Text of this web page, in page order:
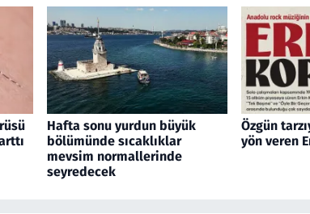
Hafta sonu yurdun büyük
bölümünde sıcaklıklar
mevsim normallerinde
seyredecek
Özgün
yön veren